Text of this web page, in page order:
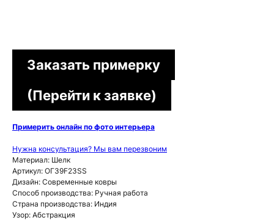
Заказать примерку
(Перейти к заявке)
Примерить онлайн по фото интерьера
Нужна консультация? Мы вам перезвоним
Материал: Шелк
Артикул: ОГ39F23SS
Дизайн: Современные ковры
Способ производства: Ручная работа
Страна производства: Индия
Узор: Абстракция